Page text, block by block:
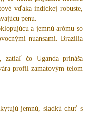
vďaka indickej robuste,
penu.
a jemnú arómu so
nuansami. Brazília
zatiaľ čo Uganda prináša
profil zamatovým telom
jemnú, sladkú chuť s